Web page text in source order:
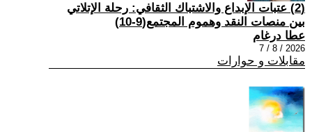
(2) عتبات الإبداع والاشتباك الثقافي: رحلة الإتلاتي
بين منصات النقد وهموم المجتمع(9-10)
عطا درغام
2026 / 8 / 7
مقابلات و حوارات